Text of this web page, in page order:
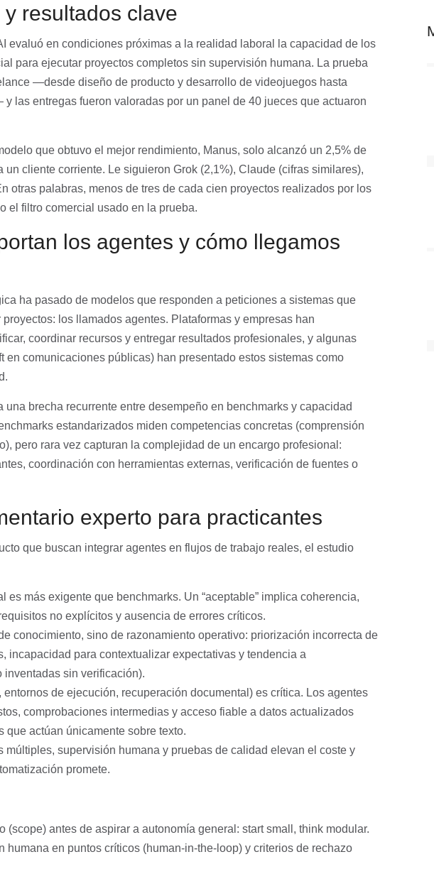
resultados clave
evaluó en condiciones próximas a la realidad laboral la capacidad de los
para ejecutar proyectos completos sin supervisión humana. La prueba
—desde diseño de producto y desarrollo de videojuegos hasta
las entregas fueron valoradas por un panel de 40 jueces que actuaron
que obtuvo el mejor rendimiento, Manus, solo alcanzó un 2,5% de
un cliente corriente. Le siguieron Grok (2,1%), Claude (cifras similares),
otras palabras, menos de tres de cada cien proyectos realizados por los
el filtro comercial usado en la prueba.
los agentes y cómo llegamos
ha pasado de modelos que responden a peticiones a sistemas que
los llamados agentes. Plataformas y empresas han
coordinar recursos y entregar resultados profesionales, y algunas
en comunicaciones públicas) han presentado estos sistemas como
brecha recurrente entre desempeño en benchmarks y capacidad
estandarizados miden competencias concretas (comprensión
pero rara vez capturan la complejidad de un encargo profesional:
coordinación con herramientas externas, verificación de fuentes o
experto para practicantes
que buscan integrar agentes en flujos de trabajo reales, el estudio
es más exigente que benchmarks. Un “aceptable” implica coherencia,
no explícitos y ausencia de errores críticos.
conocimiento, sino de razonamiento operativo: priorización incorrecta de
incapacidad para contextualizar expectativas y tendencia a
inventadas sin verificación).
de ejecución, recuperación documental) es crítica. Los agentes
comprobaciones intermedias y acceso fiable a datos actualizados
que actúan únicamente sobre texto.
múltiples, supervisión humana y pruebas de calidad elevan el coste y
promete.
(scope) antes de aspirar a autonomía general: start small, think modular.
en puntos críticos (human‑in‑the‑loop) y criterios de rechazo